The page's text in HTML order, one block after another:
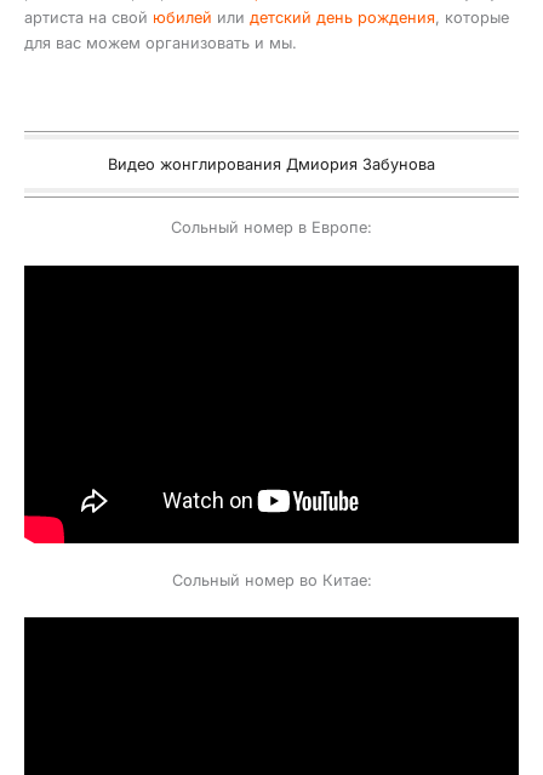
артиста на свой юбилей или детский день рождения, которые
для вас можем организовать и мы.
Видео жонглирования Дмиория Забунова
Сольный номер в Европе:
Сольный номер во Китае: